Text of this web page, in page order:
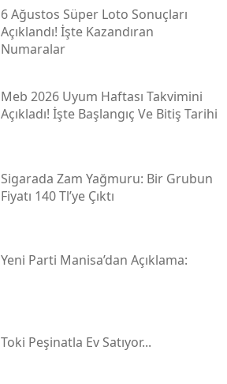
6 Ağustos Süper Loto Sonuçları
Açıklandı! İşte Kazandıran
Numaralar
Meb 2026 Uyum Haftası Takvimini
Açıkladı! İşte Başlangıç Ve Bitiş Tarihi
Sigarada Zam Yağmuru: Bir Grubun
Fiyatı 140 Tl’ye Çıktı
Yeni̇ Parti Manisa’dan Açıklama:
Toki̇ Peşinatla Ev Satıyor...